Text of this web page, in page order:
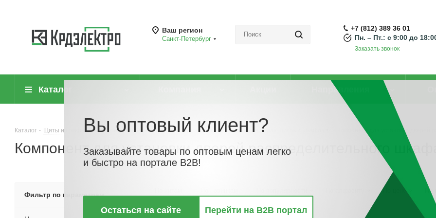
Ваш регион
Санкт-Петербург
+7 (812) 389 36 01
Пн. – Пт.: с 9:00 до
Заказать звонок
Каталог Направления
Каталог - Щиты и шкафы, шинопровод - Аксессуары и вспомогательное оборудование для щитов и шкафов Компонент для установки дверей
Компонент для установки дверей распределительного шкафа
По цене По
Фильтр по параметрам
Вы оптовый клиент?
Заказывайте товары по оптовым ценам легко
и быстро на портале B2B!
Остаться на сайте Перейти на B2B портал